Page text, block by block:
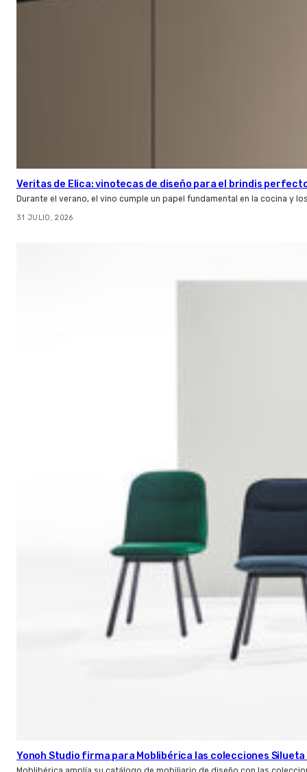
Veritas de Elica: vinotecas de diseño para el brindis
Durante el verano, el vino cumple un papel fundamental en la cocina y
31 JULIO, 2026
Yonoh Studio firma para Moblibérica las colecciones Silueta